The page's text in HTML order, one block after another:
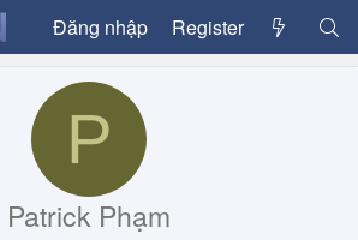
Đăng nhập Register
P
Patrick Phạm